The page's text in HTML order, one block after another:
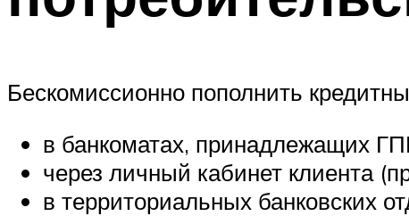
Бескомиссионно пополнить
в банкоматах, принадлежащих
через личный кабинет клиента
в территориальных банковских